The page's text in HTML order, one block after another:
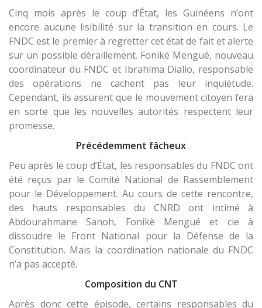
Cinq mois après le coup d’État, les Guinéens n’ont
encore aucune lisibilité sur la transition en cours. Le
FNDC est le premier à regretter cet état de fait et alerte
sur un possible déraillement. Fonikè Mengué, nouveau
coordinateur du FNDC et Ibrahima Diallo, responsable
des opérations ne cachent pas leur inquiétude.
Cependant, ils assurent que le mouvement citoyen fera
en sorte que les nouvelles autorités respectent leur
promesse.
Précédemment fâcheux
Peu après le coup d’État, les responsables du FNDC ont
été reçus par le Comité National de Rassemblement
pour le Développement. Au cours de cette rencontre,
des hauts responsables du CNRD ont intimé à
Abdourahmane Sanoh, Fonikè Mengué et cie à
dissoudre le Front National pour la Défense de la
Constitution. Mais la coordination nationale du FNDC
n’a pas accepté.
Composition du CNT
Après donc cette épisode, certains responsables du